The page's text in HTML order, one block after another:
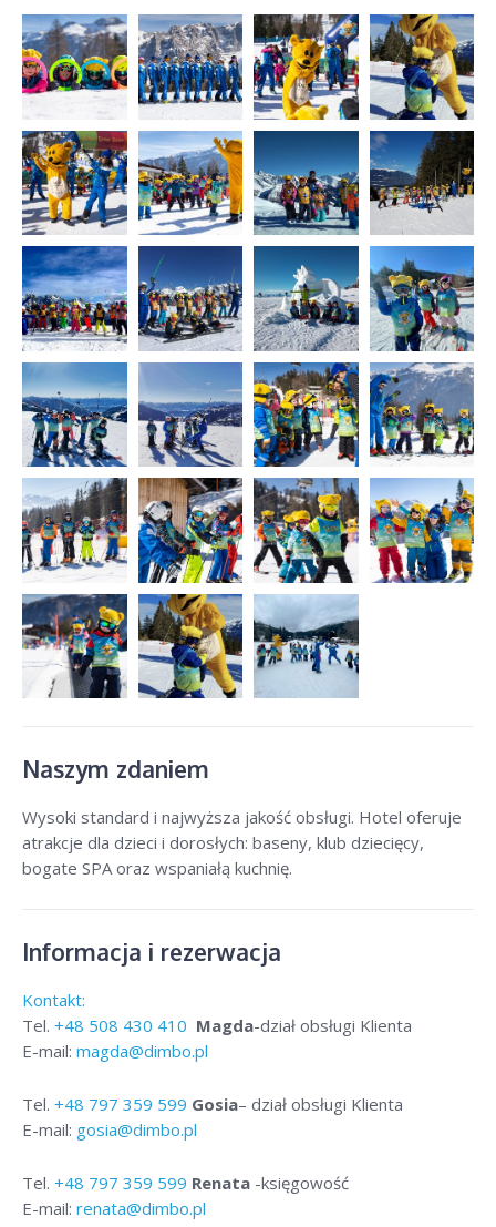
Naszym zdaniem
Wysoki standard i najwyższa jakość obsługi. Hotel oferuje
atrakcje dla dzieci i dorosłych: baseny, klub dziecięcy,
bogate SPA oraz wspaniałą kuchnię.
Informacja i rezerwacja
Kontakt:
Tel. +48 508 430 410 Magda-dział obsługi Klienta
E-mail: magda@dimbo.pl
Tel. +48 797 359 599 Gosia– dział obsługi Klienta
E-mail: gosia@dimbo.pl
Tel. +48 797 359 599 Renata -księgowość
E-mail: renata@dimbo.pl